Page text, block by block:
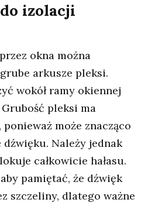
izolacji
okna można
arkusze pleksi.
wokół ramy okiennej
pleksi ma
może znacząco
dźwięku. Należy jednak
całkowicie hałasu.
pamiętać, że dźwięk
szczeliny, dlatego ważne